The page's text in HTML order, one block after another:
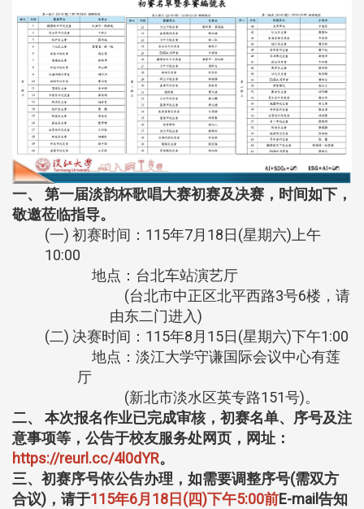
一、 第一届淡韵杯歌唱大赛初赛及决赛，时间如下，
敬邀莅临指导。
(一) 初赛时间：115年7月18日(星期六)上午
10:00
地点：台北车站演艺厅
(台北市中正区北平西路3号6楼，请
由东二门进入)
(二) 决赛时间：115年8月15日(星期六)下午1:00
地点：淡江大学守谦国际会议中心有莲
厅
(新北市淡水区英专路151号)。
二、 本次报名作业已完成审核，初赛名单、序号及注
意事项等，公告于校友服务处网页，网址：
https://reurl.cc/4l0dYR。
三、初赛序号依公告办理，如需要调整序号(需双方
合议)，请于115年6月18日(四)下午5:00前E-mail告知